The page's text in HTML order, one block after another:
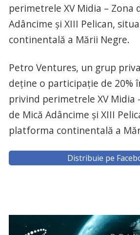
perimetrele XV Midia – Zona
Adâncime și XIII Pelican,
continentală a Mării Negre.
Petro Ventures, un grup
deține o participație de 20%
privind perimetrele XV Midia
de Mică Adâncime și XIII
platforma continentală a
Distribuie pe